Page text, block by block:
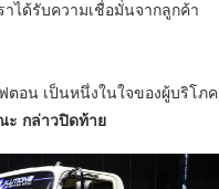
ได้รับความเชื่อมั่นจากลูกค้า
อน เป็นหนึ่งในใจของผู้บริโภค
ะ กล่าวปิดท้าย